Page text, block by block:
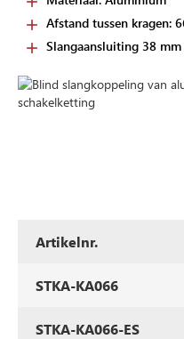
Afstand tussen kragen:
Slangaansluiting 38
Artikelnr.
STKA-KA066
STKA-KA066-ES